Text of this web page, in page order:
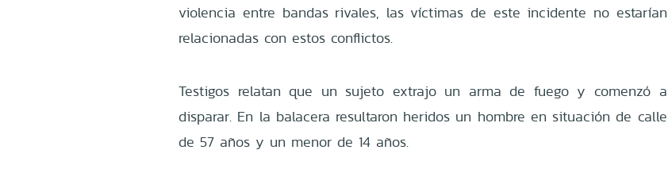
violencia entre bandas rivales, las víctimas de este incidente no estarían
relacionadas con estos conflictos.
Testigos relatan que un sujeto extrajo un arma de fuego y comenzó a
disparar. En la balacera resultaron heridos un hombre en situación de calle
de 57 años y un menor de 14 años.